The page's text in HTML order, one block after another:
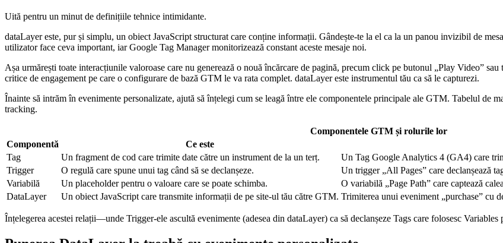
Uită pentru un minut de definițiile tehnice intimidante.
dataLayer este, pur și simplu, un obiect JavaScript structurat care conține informații. Gândește-te la el ca la un panou invizibil de
utilizator face ceva important, iar Google Tag Manager monitorizează constant aceste mesaje noi.
Așa urmărești toate interacțiunile valoroase care nu generează o nouă încărcare de pagină, precum click pe butonul „Play Video”
critice de engagement pe care o configurare de bază GTM le va rata complet. dataLayer este instrumentul tău ca să le capturezi.
Înainte să intrăm în evenimente personalizate, ajută să înțelegi cum se leagă între ele componentele principale ale GTM. Tabelul de
tracking.
Componentele GTM și rolurile lor
Componentă
Ce este
Tag
Un fragment de cod care trimite date către un instrument de la un terț.
Un Tag Google Analytics 4 (GA4) care
Trigger
O regulă care spune unui tag când să se declanșeze.
Un trigger „All Pages” care declanșează
Variabilă
Un placeholder pentru o valoare care se poate schimba.
O variabilă „Page Path” care captează
DataLayer
Un obiect JavaScript care transmite informații de pe site-ul tău către GTM. Trimiterea unui eveniment „purchase” cu
Înțelegerea acestei relații—unde Trigger-ele ascultă evenimente (adesea din dataLayer) ca să declanșeze Tags care folosesc